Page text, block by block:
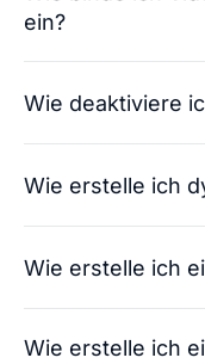
ein?
Wie deaktiviere
Wie erstelle ich
Wie erstelle ich
Wie erstelle ich